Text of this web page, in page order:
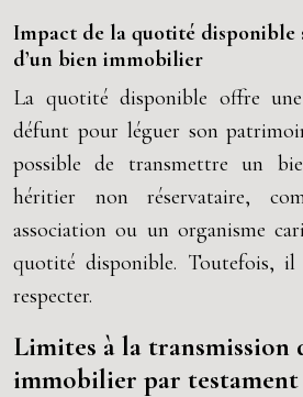
Impact de la quotité disponible
d’un bien immobilier
La quotité disponible offre
défunt pour léguer son
possible de transmettre un
héritier non réservataire,
association ou un organisme
quotité disponible. Toutefois,
respecter.
Limites à la transmission
immobilier par testament